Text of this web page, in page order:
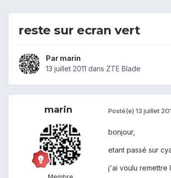
reste sur ecran vert
Par marin
13 juillet 2011 dans ZTE Blade
marin Posté(e) 13 juillet
bonjour,
etant passé sur
j'ai voulu remettre